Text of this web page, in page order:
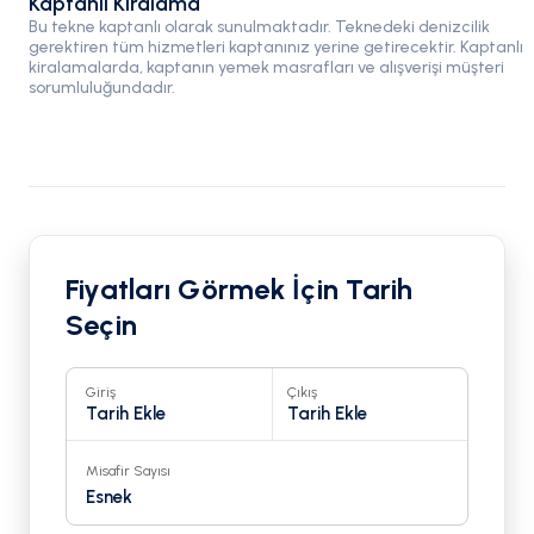
Bu tekne kaptanlı olarak sunulmaktadır. Teknedeki denizcilik
gerektiren tüm hizmetleri kaptanınız yerine getirecektir. Kaptanlı
kiralamalarda, kaptanın yemek masrafları ve alışverişi müşteri
sorumluluğundadır.
Fiyatları Görmek İçin Tarih
Seçin
Giriş
Tarih Ekle
Çıkış
Tarih Ekle
Misafir Sayısı
Esnek